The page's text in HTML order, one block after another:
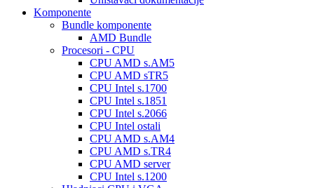
Komponente
Bundle komponente
AMD Bundle
Procesori - CPU
CPU AMD s.AM5
CPU AMD sTR5
CPU Intel s.1700
CPU Intel s.1851
CPU Intel s.2066
CPU Intel ostali
CPU AMD s.AM4
CPU AMD s.TR4
CPU AMD server
CPU Intel s.1200